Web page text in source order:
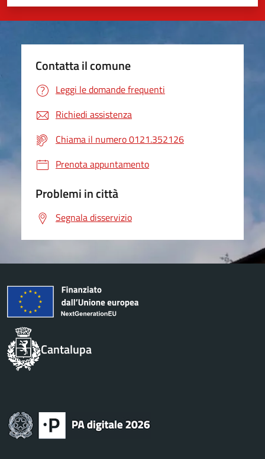
Valuta 5 stelle su 5
Valuta 4 stelle su 5
Valuta 3 stelle su 5
Valuta 2 stelle su 5
Valuta 1 stelle su 5
Contatta il comune
Leggi le domande frequenti
Richiedi assistenza
Chiama il numero 0121.352126
Prenota appuntamento
Problemi in città
Segnala disservizio
Cantalupa